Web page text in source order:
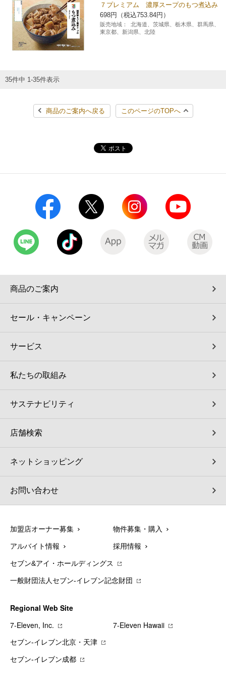
７プレミアム 濃厚スープのもつ煮込み
698円（税込753.84円）
販売地域：
北海道、茨城県、栃木県、群馬県、
東京都、新潟県、北陸
35件中 1-35件表示
商品のご案内へ戻る このページのTOPへ
商品のご案内
セール・キャンペーン
サービス
私たちの取組み
サステナビリティ
店舗検索
ネットショッピング
お問い合わせ
加盟店オーナー募集 物件募集・購入
アルバイト情報 採用情報
セブン&アイ・ホールディングス
一般財団法人セブン-イレブン記念財団
Regional Web Site
7‐Eleven, Inc.
7‐Eleven Hawaii
セブン‐イレブン北京・天津
セブン‐イレブン成都